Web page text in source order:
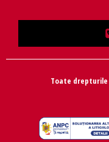
Toate drepturile